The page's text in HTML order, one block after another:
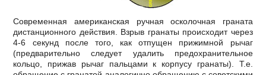
Современная американская ручная осколочная граната
дистанционного действия. Взрыв гранаты происходит через
4-6 секунд после того, как отпущен прижимной рычаг
(предварительно следует удалить предохранительное
кольцо, прижав рычаг пальцами к корпусу гранаты). Т.е.